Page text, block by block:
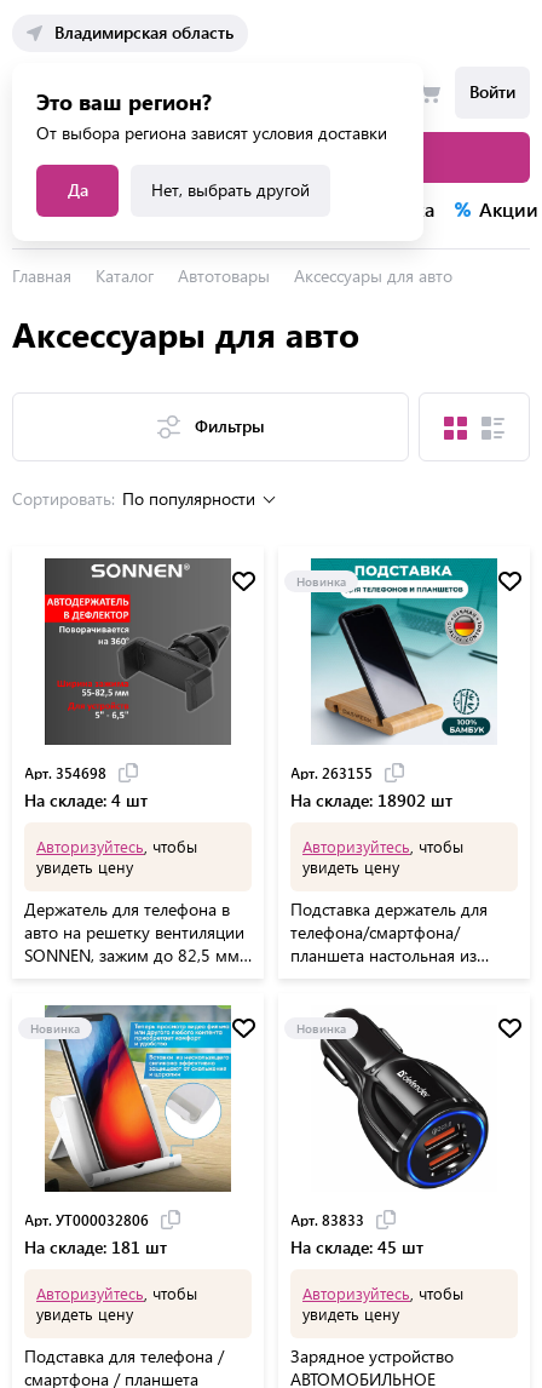
Владимирская область
Это ваш регион?
От выбора региона зависят условия доставки
Да Нет, выбрать другой
Войти
Каталог услуг Распродажа Акции
Главная Каталог Автотовары Аксессуары для авто
Аксессуары для авто
Фильтры
Сортировать: По популярности
Арт. 354698
На складе: 4 шт
Авторизуйтесь , чтобы
увидеть цену
Держатель для телефона в
авто на решетку вентиляции
SONNEN, зажим до 82,5 мм,
Новинка
Арт. 263155
На складе: 18902 шт
Авторизуйтесь , чтобы
увидеть цену
Подставка держатель для
телефона/смартфона/
планшета настольная из
Новинка
Арт. УТ000032806
На складе: 181 шт
Авторизуйтесь , чтобы
увидеть цену
Подставка для телефона /
смартфона / планшета
Новинка
Арт. 83833
На складе: 45 шт
Авторизуйтесь , чтобы
увидеть цену
Зарядное устройство
АВТОМОБИЛЬНОЕ